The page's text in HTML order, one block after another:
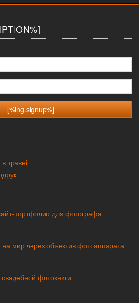
травні
портфолио для фотографа
на мир через объектив фотоаппарата
фотокниги